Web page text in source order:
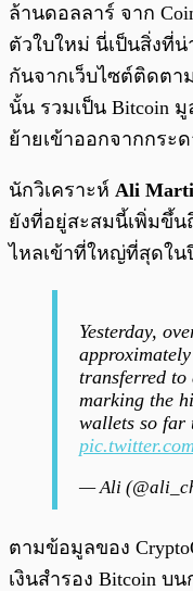
ล้านดอลลาร์ จาก
ตัวใบใหม่ นี่เป็นสิ่งที่
กันจากเว็บไซต์ติดตา
นั้น รวมเป็น Bitcoin
ย้ายเข้าออกจากกระ
นักวิเคราะห์ Ali
ยังที่อยู่สะสมนี้เพิ่มขึ้น
ไหลเข้าที่ใหญ่ที่สุดใน
Yesterday,
transferred to
marking the
wallets so far
— Ali
ตามข้อมูลของ
เงินสำรอง Bitcoin บ